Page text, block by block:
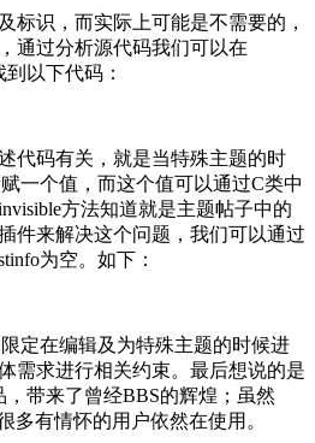
标识，而实际上可能是不需要的，
通过分析源代码我们可以在
到以下代码：
代码有关，就是当特殊主题的时
一个值，而这个值可以通过C类中
方法知道就是主题帖子中的
件来解决这个问题，我们可以通过
为空。如下：
定在编辑及为特殊主题的时候进
需求进行相关约束。最后想说的是
，带来了曾经BBS的辉煌；虽然
多有情怀的用户依然在使用。